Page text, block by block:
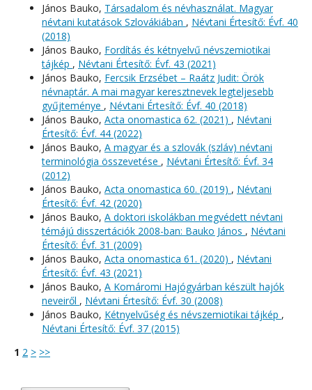
János Bauko, Társadalom és névhasználat. Magyar
névtani kutatások Szlovákiában , Névtani Értesítő: Évf. 40
(2018)
János Bauko, Fordítás és kétnyelvű névszemiotikai
tájkép , Névtani Értesítő: Évf. 43 (2021)
János Bauko, Fercsik Erzsébet – Raátz Judit: Örök
névnaptár. A mai magyar keresztnevek legteljesebb
gyűjteménye , Névtani Értesítő: Évf. 40 (2018)
János Bauko, Acta onomastica 62. (2021) , Névtani
Értesítő: Évf. 44 (2022)
János Bauko, A magyar és a szlovák (szláv) névtani
terminológia összevetése , Névtani Értesítő: Évf. 34
(2012)
János Bauko, Acta onomastica 60. (2019) , Névtani
Értesítő: Évf. 42 (2020)
János Bauko, A doktori iskolákban megvédett névtani
témájú disszertációk 2008-ban: Bauko János , Névtani
Értesítő: Évf. 31 (2009)
János Bauko, Acta onomastica 61. (2020) , Névtani
Értesítő: Évf. 43 (2021)
János Bauko, A Komáromi Hajógyárban készült hajók
neveiről , Névtani Értesítő: Évf. 30 (2008)
János Bauko, Kétnyelvűség és névszemiotikai tájkép ,
Névtani Értesítő: Évf. 37 (2015)
1 2 > >>